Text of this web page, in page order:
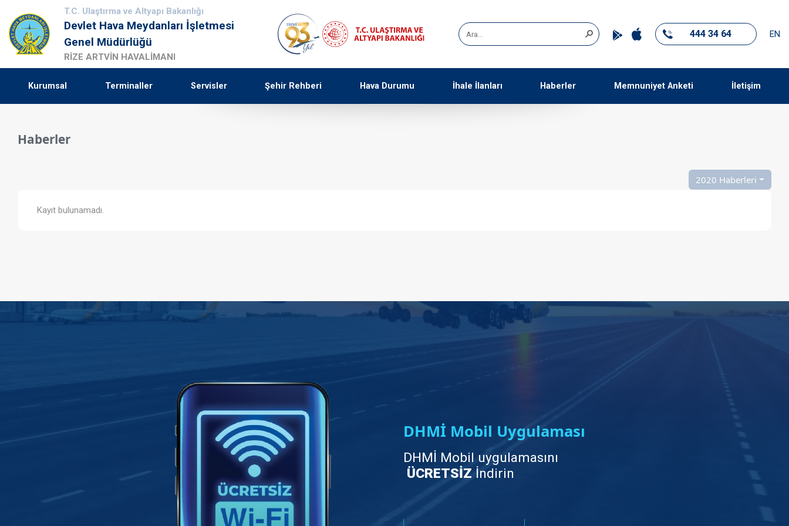
T.C. Ulaştırma ve Altyapı Bakanlığı
Devlet Hava Meydanları İşletmesi
Genel Müdürlüğü
RİZE ARTVİN HAVALİMANI
444 34 64 EN
Kurumsal Terminaller Servisler Şehir Rehberi Hava Durumu İhale İlanları Haberler Memnuniyet Anketi İletişim
Haberler
2020 Haberleri
Kayıt bulunamadı.
DHMİ Mobil Uygulaması
DHMİ Mobil uygulamasını
ÜCRETSİZ İndirin